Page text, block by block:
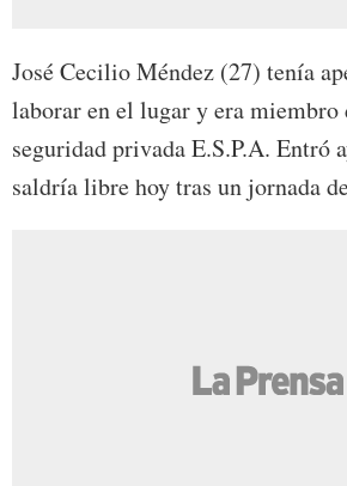
José Cecilio Méndez (27) tenía
laborar en el lugar y era miembro
seguridad privada E.S.P.A. Entró
saldría libre hoy tras un jornada